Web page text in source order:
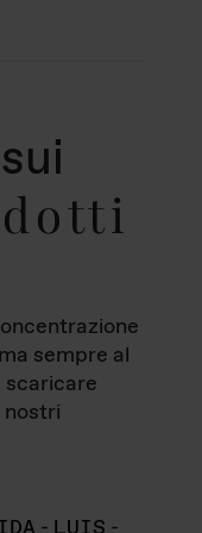
sempre al
IDA - LUIS -